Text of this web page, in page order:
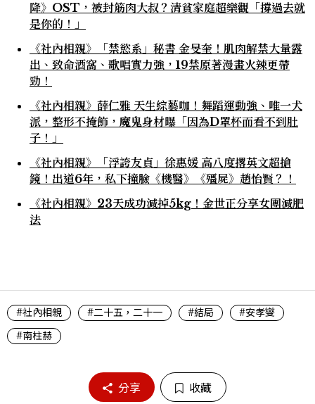
降》OST，被封筋肉大叔？清貧家庭超樂觀「撐過去就
是你的！」
《社內相親》「禁慾系」秘書 金旻奎！肌肉解禁大量露
出、致命酒窩、歌唱實力強，19禁原著漫畫火辣更帶
勁！
《社內相親》薛仁雅 天生綜藝咖！舞蹈運動強、唯一犬
派，整形不掩飾，魔鬼身材曝「因為D罩杯而看不到肚
子！」
《社內相親》「浮誇友貞」徐惠媛 高八度撂英文超搶
鏡！出道6年，私下撞臉《機醫》《殭屍》趙怡賢？！
《社內相親》23天成功減掉5kg！金世正分享女團減肥
法
#社內相親 #二十五，二十一 #結局
#安孝燮
#南柱赫
分享 收藏